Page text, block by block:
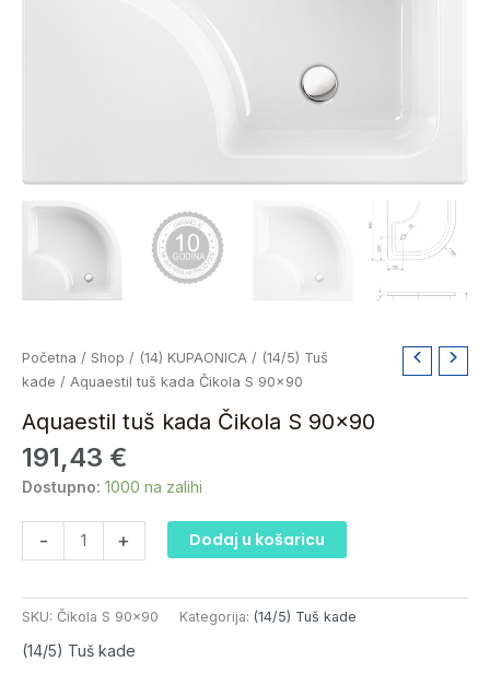
Početna / Shop / (14) KUPAONICA / (14/5) Tuš
kade / Aquaestil tuš kada Čikola S 90×90
Aquaestil tuš kada Čikola S 90×90
191,43 €
Dostupno: 1000 na zalihi
-
Aquaestil
tuš
Čikola
S
90x90
količina
+ Dodaj u košaricu
SKU: Čikola S 90x90 Kategorija: (14/5) Tuš kade
(14/5) Tuš kade